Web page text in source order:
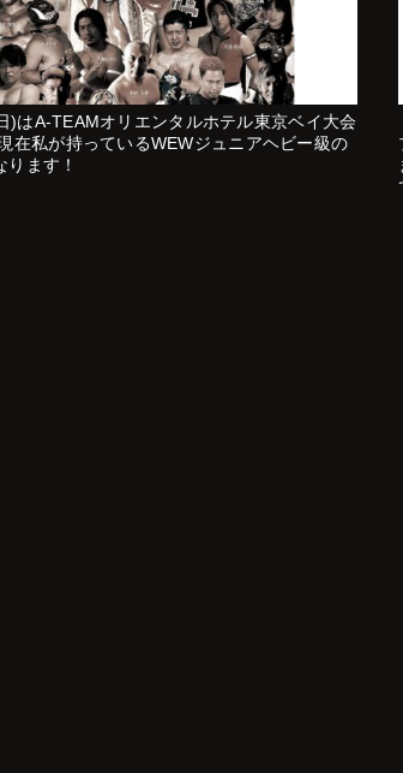
)はA-TEAMオリエンタルホテル東京ベイ大会
在私が持っているWEWジュニアヘビー級の
ります！